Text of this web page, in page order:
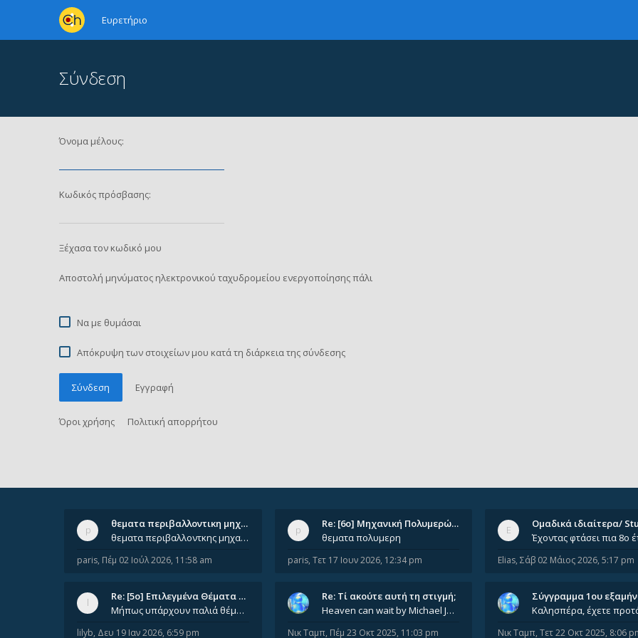
Ευρετήριο
Σύνδεση
Όνομα μέλους:
Κωδικός πρόσβασης:
Ξέχασα τον κωδικό μου
Αποστολή μηνύματος ηλεκτρονικού ταχυδρομείου ενεργοποίησης πάλι
Να με θυμάσαι
Απόκρυψη των στοιχείων μου κατά τη διάρκεια της σύνδεσης
Σύνδεση Εγγραφή
Όροι χρήσης Πολιτική απορρήτου
θεματα περιβαλλοντικη μηχανικ…
θεματα περιβαλλοντκης μηχανικης απο 2022 εως 2026. Δεν ειναι μεσα του Σεπτεμβιου του 2025. Αν τα εχει καποιος ας τα ανε
paris, Πέμ 02 Ιούλ 2026, 11:58 am
Re: [6o] Mηχανική Πολυμερών (…
θεματα πολυμερη
paris, Τετ 17 Ιουν 2026, 12:34 pm Elias, Σάβ 02 Μάιος 2026, 5:17 pm
Re: [5ο] Επιλεγμένα Θέματα Βι…
Μήπως υπάρχουν παλιά θέματα του μαθήματος;
lilyb, Δευ 19 Ιαν 2026, 6:59 pm
Re: Tί ακούτε αυτή τη στιγμή;
Heaven can wait by Michael Jackson
Νικ Ταμπ, Πέμ 23 Οκτ 2025, 11:03 pm
Σύγγραμμα 1ου
Νικ Ταμπ, Τετ 22 Οκτ 2025, 8:06